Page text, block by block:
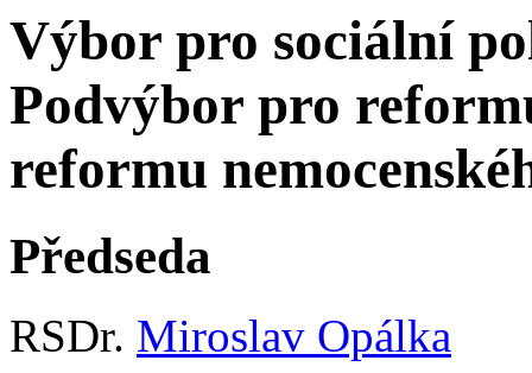
Výbor pro sociální
Podvýbor pro
reformu
Předseda
RSDr. Miroslav Opálka